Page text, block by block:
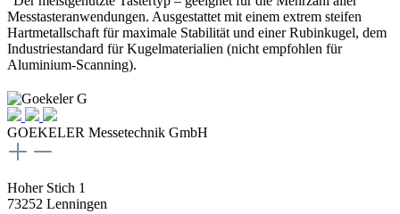
Messtasteranwendungen. Ausgestattet mit einem extrem steifen
Hartmetallschaft für maximale Stabilität und einer Rubinkugel, dem
Industriestandard für Kugelmaterialien (nicht empfohlen für
Aluminium-Scanning).
GOEKELER Messetechnik GmbH
Hoher Stich 1
73252 Lenningen